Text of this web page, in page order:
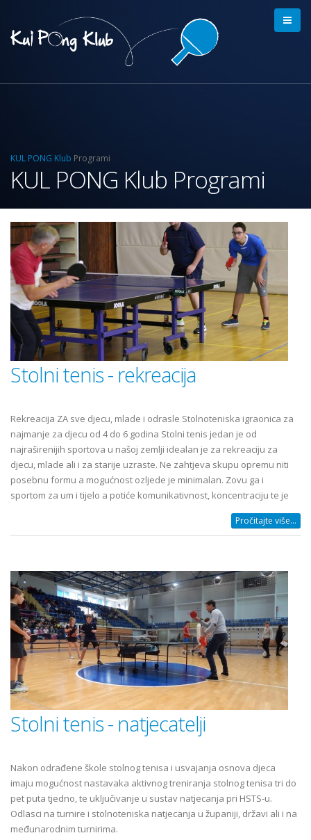
KUL PONG Klub Programi
KUL PONG Klub Programi
Stolni tenis - rekreacija
Rekreacija ZA sve djecu, mlade i odrasle Stolnoteniska igraonica za
najmanje za djecu od 4 do 6 godina Stolni tenis jedan je od
najraširenijih sportova u našoj zemlji idealan je za rekreaciju za
djecu, mlade ali i za starije uzraste. Ne zahtjeva skupu opremu niti
posebnu formu a mogućnost ozljede je minimalan. Zovu ga i
sportom za um i tijelo a potiće komunikativnost, koncentraciju te je
Pročitajte više...
Stolni tenis - natjecatelji
Nakon odrađene škole stolnog tenisa i usvajanja osnova djeca
imaju mogućnost nastavaka aktivnog treniranja stolnog tenisa tri do
pet puta tjedno, te uključivanje u sustav natjecanja pri HSTS-u.
Odlasci na turnire i stolnoteniska natjecanja u županiji, državi ali i na
međunarodnim turnirima.